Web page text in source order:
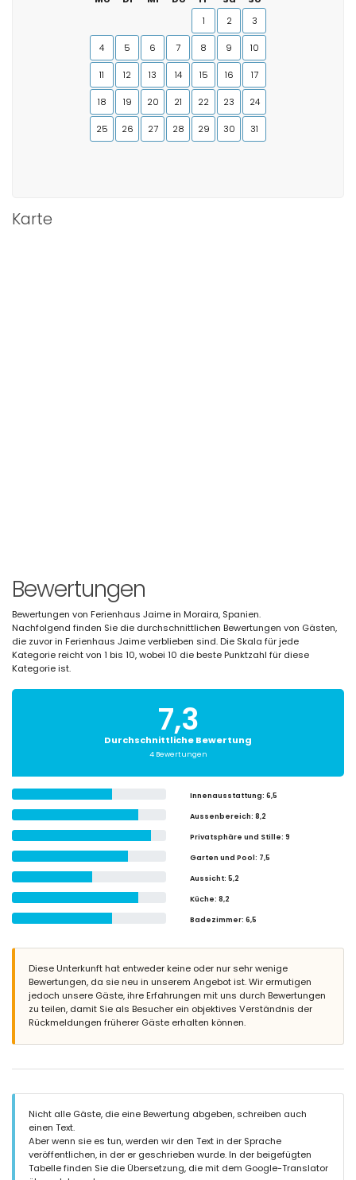
1
2 3
4 5 6 7 8 9 10
11 12 13 14 15 16 17
18 19 20 21 22 23 24
25 26 27 28 29 30 31
Karte
Bewertungen
Bewertungen von Ferienhaus Jaime in Moraira, Spanien.
Nachfolgend finden Sie die durchschnittlichen Bewertungen von Gästen,
die zuvor in Ferienhaus Jaime verblieben sind. Die Skala für jede
Kategorie reicht von 1 bis 10, wobei 10 die beste Punktzahl für diese
Kategorie ist.
7,3
Durchschnittliche Bewertung
4 Bewertungen
Innenausstattung: 6,5
Aussenbereich: 8,2
Privatsphäre und Stille: 9
Garten und Pool: 7,5
Aussicht: 5,2
Küche: 8,2
Badezimmer: 6,5
Diese Unterkunft hat entweder keine oder nur sehr wenige
Bewertungen, da sie neu in unserem Angebot ist. Wir ermutigen
jedoch unsere Gäste, ihre Erfahrungen mit uns durch Bewertungen
zu teilen, damit Sie als Besucher ein objektives Verständnis der
Rückmeldungen früherer Gäste erhalten können.
Nicht alle Gäste, die eine Bewertung abgeben, schreiben auch
einen Text.
Aber wenn sie es tun, werden wir den Text in der Sprache
veröffentlichen, in der er geschrieben wurde. In der beigefügten
Tabelle finden Sie die Übersetzung, die mit dem Google-Translator